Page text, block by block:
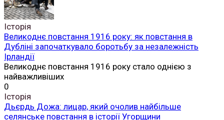
Історія
Великоднє повстання 1916 року: як повстання в
Дубліні започаткувало боротьбу за незалежність
Ірландії
Великоднє повстання 1916 року стало однією з
найважливіших
0
Історія
Дьєрдь Дожа: лицар, який очолив найбільше
селянське повстання в історії Угорщини